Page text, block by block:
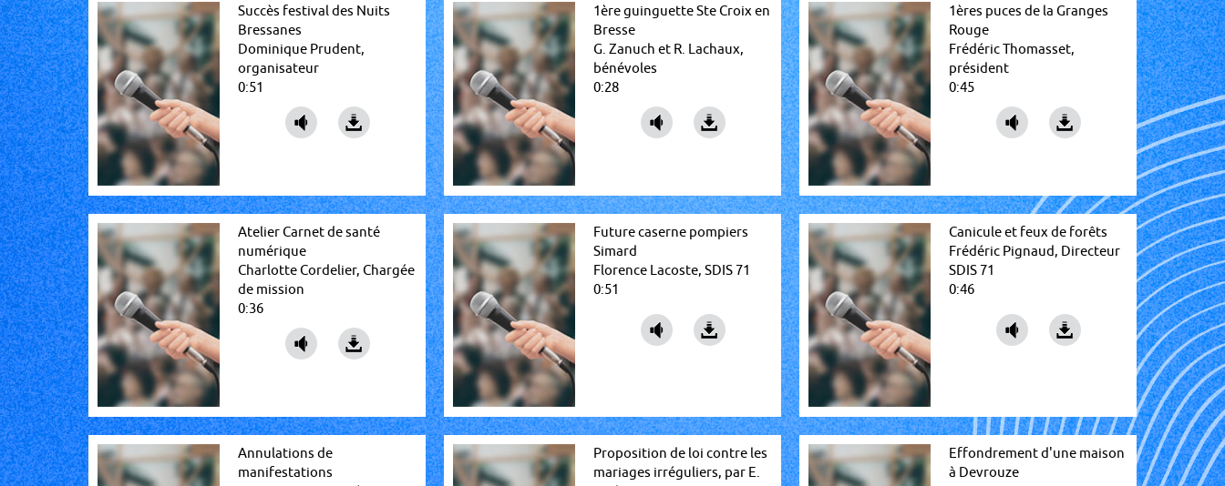
Succès festival des Nuits
Bressanes
Dominique Prudent,
organisateur
0:51
1ère guinguette Ste Croix en
Bresse
G. Zanuch et R. Lachaux,
bénévoles
0:28
1ères puces de la Granges
Rouge
Frédéric Thomasset,
président
0:45
Atelier Carnet de santé
numérique
Charlotte Cordelier, Chargée
de mission
0:36
Future caserne pompiers
Simard
Florence Lacoste, SDIS 71
0:51
Canicule et feux de forêts
Frédéric Pignaud, Directeur
SDIS 71
0:46
Annulations de
manifestations
Proposition de loi contre les
mariages irréguliers, par E.
Effondrement d'une maison
à Devrouze